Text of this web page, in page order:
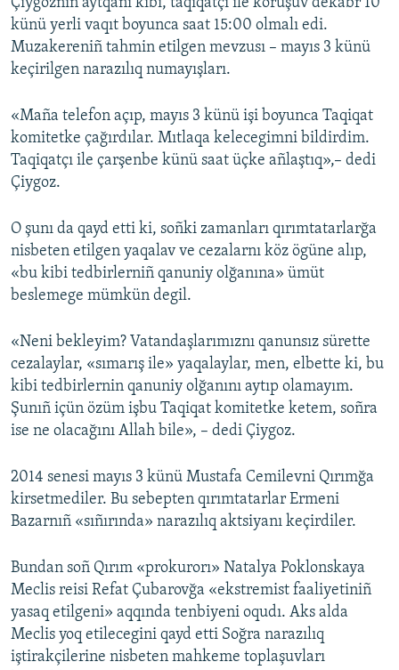
Çiygoznıñ aytqanı kibi, taqiqatçı ile körüşüv dekabr 10
künü yerli vaqıt boyunca saat 15:00 olmalı edi.
Muzakereniñ tahmin etilgen mevzusı – mayıs 3 künü
keçirilgen narazılıq numayışları.
«Maña telefon açıp, mayıs 3 künü işi boyunсa Taqiqat
komitetke çağırdılar. Mıtlaqa kelecegimni bildirdim.
Taqiqatçı ile çarşenbe künü saat üçke añlaştıq»,– dedi
Çiygoz.
O şunı da qayd etti ki, soñki zamanları qırımtatarlarğa
nisbeten etilgen yaqalav ve cezalarnı köz ögüne alıp,
«bu kibi tedbirlerniñ qanuniy olğanına» ümüt
beslemege mümkün degil.
«Neni bekleyіm? Vatandaşlarımıznı qanunsız sürette
cezalaylar, «sımarış ile» yaqalaylar, men, elbette ki, bu
kibi tedbirlernin qanuniy olğanını aytıp olamayım.
Şunıñ içün özüm işbu Taqiqat komitetke ketem, soñra
ise ne olacağını Allah bile», – dedi Çiygoz.
2014 senesi mayıs 3 künü Mustafa Cemilevni Qırımğa
kirsetmediler. Bu sebepten qırımtatarlar Ermeni
Bazarnıñ «sıñırında» narazılıq aktsiyanı keçirdiler.
Bundan soñ Qırım «prokurorı» Natalya Poklonskaya
Meclis reisi Refat Çubarovğa «ekstremist faaliyetiniñ
yasaq etilgeni» aqqında tenbiyeni oqudı. Aks alda
Meclis yoq etilecegini qayd etti Soğra narazılıq
iştirakçilerine nisbeten mahkeme toplaşuvları